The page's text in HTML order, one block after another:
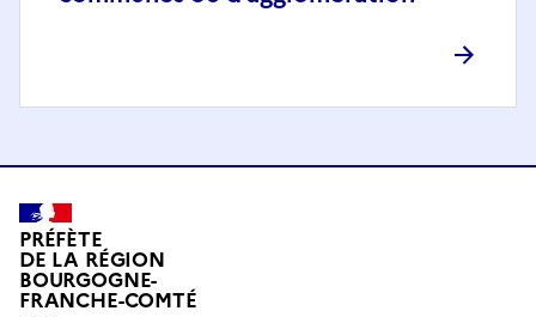
PRÉFÈTE
DE LA RÉGION
BOURGOGNE-
FRANCHE-COMTÉ